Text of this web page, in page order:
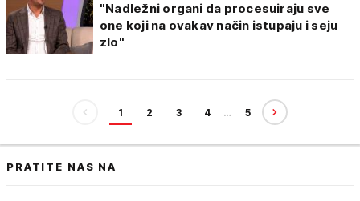
"Nadležni organi da procesuiraju sve
one koji na ovakav način istupaju i seju
zlo"
1 2 3 4 … 5
PRATITE NAS NA